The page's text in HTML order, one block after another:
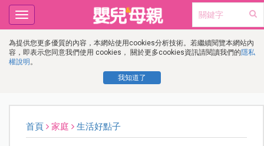
為提供您更多優質的內容，本網站使用cookies分析技術。若繼續閱覽本網站內
容，即表示您同意我們使用 cookies， 關於更多cookies資訊請閱讀我們的隱私
權說明 。
我知道了
Toggle
navigation
首頁 家庭 生活好點子